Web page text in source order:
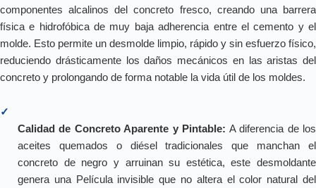
componentes alcalinos del concreto fresco, creando una barrera
física e hidrofóbica de muy baja adherencia entre el cemento y el
molde. Esto permite un desmolde limpio, rápido y sin esfuerzo físico,
reduciendo drásticamente los daños mecánicos en las aristas del
concreto y prolongando de forma notable la vida útil de los moldes.
✓
Calidad de Concreto Aparente y Pintable: A diferencia de los
aceites quemados o diésel tradicionales que manchan el
concreto de negro y arruinan su estética, este desmoldante
genera una Película invisible que no altera el color natural del